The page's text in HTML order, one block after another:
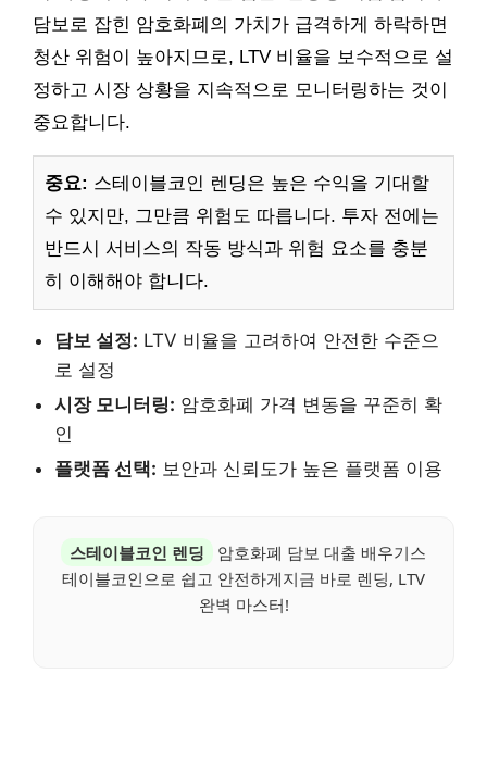
담보로 잡힌 암호화폐의 가치가 급격하게 하락하면
청산 위험이 높아지므로, LTV 비율을 보수적으로 설
정하고 시장 상황을 지속적으로 모니터링하는 것이
중요합니다.
중요: 스테이블코인 렌딩은 높은 수익을 기대할
수 있지만, 그만큼 위험도 따릅니다. 투자 전에는
반드시 서비스의 작동 방식과 위험 요소를 충분
히 이해해야 합니다.
담보 설정: LTV 비율을 고려하여 안전한 수준으
로 설정
시장 모니터링: 암호화폐 가격 변동을 꾸준히 확
인
플랫폼 선택: 보안과 신뢰도가 높은 플랫폼 이용
스테이블코인 렌딩
암호화폐 담보 대출 배우기스
테이블코인으로 쉽고 안전하게지금 바로 렌딩, LTV
완벽 마스터!